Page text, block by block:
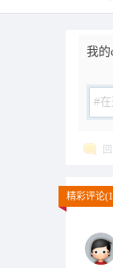
我的
精彩评论